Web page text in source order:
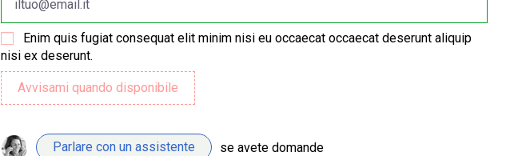
Enim quis fugiat consequat elit minim nisi eu occaecat occaecat deserunt aliquip
nisi ex deserunt.
Parlare con un assistente se avete domande